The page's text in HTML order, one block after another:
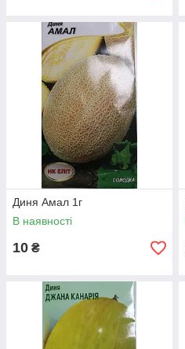
Диня Амал 1г
В наявності
10 ₴